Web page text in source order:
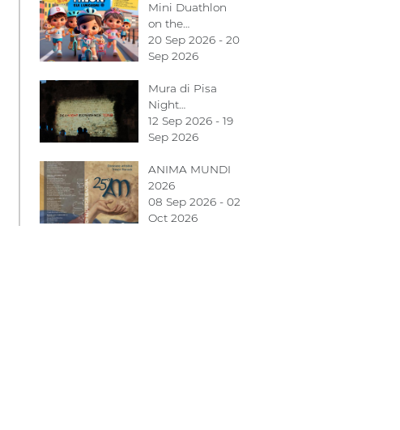
Mini Duathlon
on the…
20 Sep 2026 - 20
Sep 2026
Mura di Pisa
Night…
12 Sep 2026 - 19
Sep 2026
ANIMA MUNDI
2026
08 Sep 2026 - 02
Oct 2026